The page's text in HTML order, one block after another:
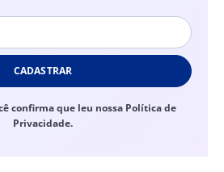
CADASTRAR
confirma que leu nossa Política de
Privacidade.